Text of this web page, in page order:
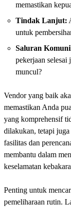
memastikan
Tindak Lanjut:
untuk
Saluran
pekerjaan selesai
muncul?
Vendor yang baik
memastikan Anda
yang komprehensif
dilakukan, tetapi juga
fasilitas dan
membantu dalam
keselamatan
Penting untuk
pemeliharaan rutin.